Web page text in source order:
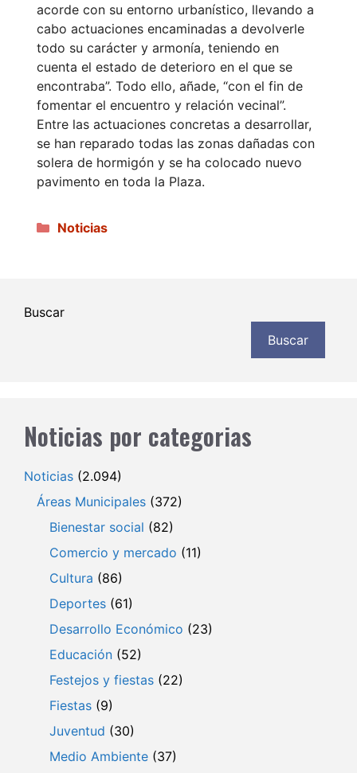
acorde con su entorno urbanístico, llevando a
cabo actuaciones encaminadas a devolverle
todo su carácter y armonía, teniendo en
cuenta el estado de deterioro en el que se
encontraba”. Todo ello, añade, “con el fin de
fomentar el encuentro y relación vecinal”.
Entre las actuaciones concretas a desarrollar,
se han reparado todas las zonas dañadas con
solera de hormigón y se ha colocado nuevo
pavimento en toda la Plaza.
Categorías
Noticias
Buscar
Buscar
Noticias por categorias
Noticias (2.094)
Áreas Municipales (372)
Bienestar social (82)
Comercio y mercado (11)
Cultura (86)
Deportes (61)
Desarrollo Económico (23)
Educación (52)
Festejos y fiestas (22)
Fiestas (9)
Juventud (30)
Medio Ambiente (37)